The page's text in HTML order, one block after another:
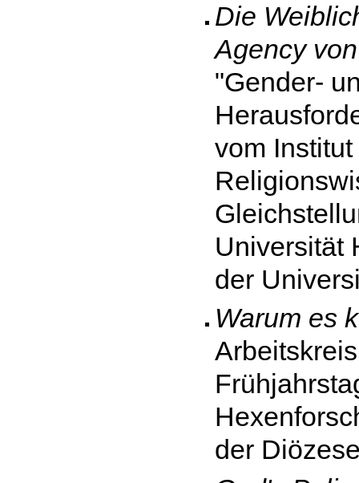
Die
Agency
"Gender-
vom
Universität
der
Warum es
der